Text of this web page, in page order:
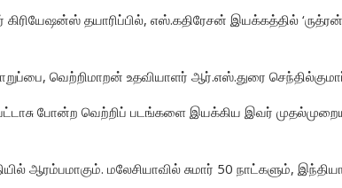
தயாரிப்பில், எஸ்.கதிரேசன் இயக்கத்தில் ‘ருத்ரன்’
வெற்றிமாறன் உதவியாளர் ஆர்.எஸ்.துரை
போன்ற வெற்றிப் படங்களை இயக்கிய இவர்
ஆரம்பமாகும். மலேசியாவில் சுமார் 50 நாட்களும்,